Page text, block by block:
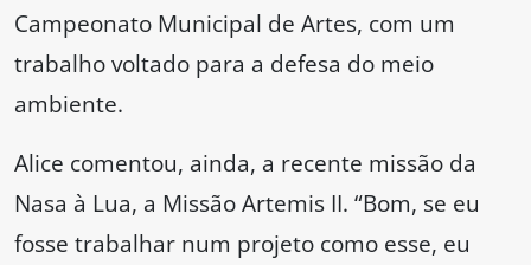
Campeonato Municipal de Artes, com um
trabalho voltado para a defesa do meio
ambiente.
Alice comentou, ainda, a recente missão da
Nasa à Lua, a Missão Artemis II. “Bom, se eu
fosse trabalhar num projeto como esse, eu